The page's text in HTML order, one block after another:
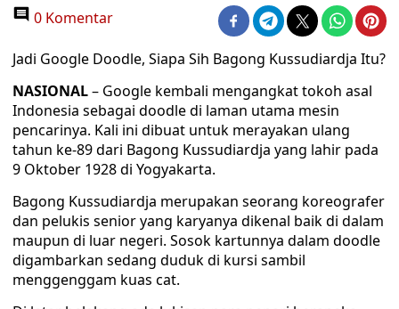
0 Komentar
Jadi Google Doodle, Siapa Sih Bagong Kussudiardja Itu?
NASIONAL– Google kembali mengangkat tokoh asal
Indonesia sebagai doodle di laman utama mesin
pencarinya. Kali ini dibuat untuk merayakan ulang
tahun ke-89 dari Bagong Kussudiardja yang lahir pada
9 Oktober 1928 di Yogyakarta.
Bagong Kussudiardja merupakan seorang koreografer
dan pelukis senior yang karyanya dikenal baik di dalam
maupun di luar negeri. Sosok kartunnya dalam doodle
digambarkan sedang duduk di kursi sambil
menggenggam kuas cat.